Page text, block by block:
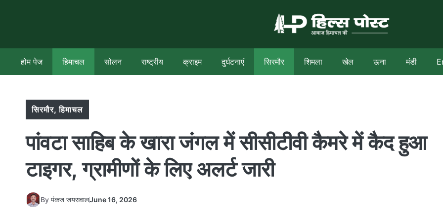
होम पेज हिमाचल सोलन राष्ट्रीय क्राइम दुर्घटनाएं सिरमौर शिमला खेल ऊना मंडी
सिरमौर,हिमाचल
पांवटा साहिब के खारा जंगल में सीसीटीवी कैमरे में कैद हुआ
टाइगर, ग्रामीणों के लिए अलर्ट जारी
By पंकज जयसवालJune 16, 2026